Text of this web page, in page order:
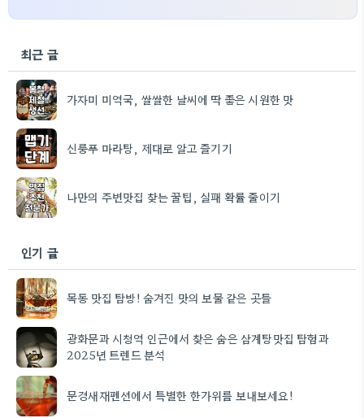
최근 글
가자미 미역국, 쌀쌀한 날씨에 딱 좋은 시원한 맛
신룽푸 마라탕, 제대로 알고 즐기기
나만의 주변맛집 찾는 꿀팁, 실패 확률 줄이기
인기 글
목동 맛집 탐방! 숨겨진 맛의 보물 같은 곳들
광화문과 시청역 인근에서 찾은 숨은 삼계탕맛집 탐험과
2025년 트렌드 분석
문경새재펜션에서 특별한 한가위를 보내보세요!